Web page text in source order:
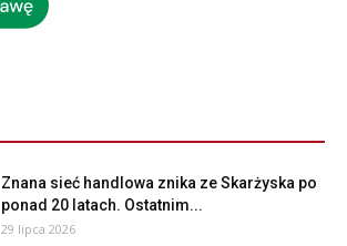
Znana sieć handlowa znika ze Skarżyska po
ponad 20 latach. Ostatnim...
29 lipca 2026